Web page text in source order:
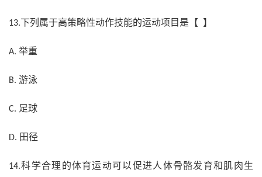
13.下列属于高策略性动作技能的运动项目是【 】
A. 举重
B. 游泳
C. 足球
D. 田径
14.科学合理的体育运动可以促进人体骨骼发育和肌肉生